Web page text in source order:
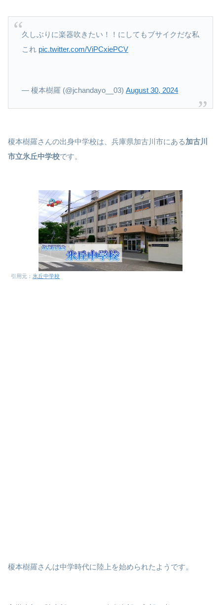
久しぶりに楽器吹きたい！！にしてもブサイクだな私
これ pic.twitter.com/ViPCxiePCV
— 榎本樹羅 (@jchandayo__03) August 30, 2024
榎本樹羅さんの出身中学校は、兵庫県加古川市にある加古川
市立氷丘中学校です。
引用元： 氷丘中学校
榎本樹羅さんは中学時代に陸上を始められたようです。